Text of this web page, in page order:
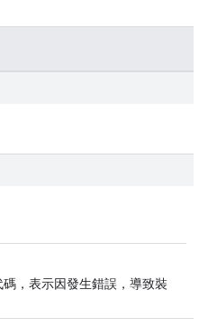
，表示因發生錯誤，導致裝